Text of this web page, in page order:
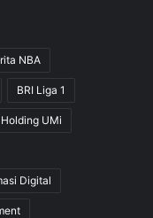
NBA
BRI Liga 1
Holding UMi
Digital